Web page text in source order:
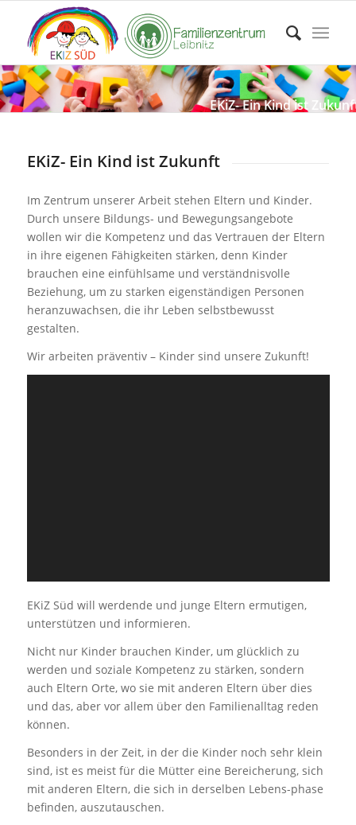
EKiZ- Ein Kind ist
EKiZ- Ein Kind ist Zukunft
Im Zentrum unserer Arbeit stehen Eltern und Kinder.
Durch unsere Bildungs- und Bewegungsangebote
wollen wir die Kompetenz und das Vertrauen der Eltern
in ihre eigenen Fähigkeiten stärken, denn Kinder
brauchen eine einfühlsame und verständnisvolle
Beziehung, um zu starken eigenständigen Personen
heranzuwachsen, die ihr Leben selbstbewusst
gestalten.
Wir arbeiten präventiv – Kinder sind unsere Zukunft!
EKiZ Süd will werdende und junge Eltern ermutigen,
unterstützen und informieren.
Nicht nur Kinder brauchen Kinder, um glücklich zu
werden und soziale Kompetenz zu stärken, sondern
auch Eltern Orte, wo sie mit anderen Eltern über dies
und das, aber vor allem über den Familienalltag reden
können.
Besonders in der Zeit, in der die Kinder noch sehr klein
sind, ist es meist für die Mütter eine Bereicherung, sich
mit anderen Eltern, die sich in derselben Lebens-phase
befinden, auszutauschen.